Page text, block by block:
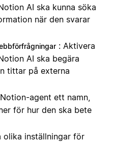
AI ska kunna söka
när den svarar
: Aktivera
AI ska begära
tittar på externa
agent ett namn,
för hur den ska bete
olika inställningar för